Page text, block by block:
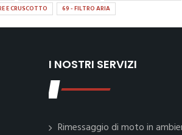
E CRUSCOTTO 69 - FILTRO ARIA
I NOSTRI SERVIZI
Rimessaggio di moto in